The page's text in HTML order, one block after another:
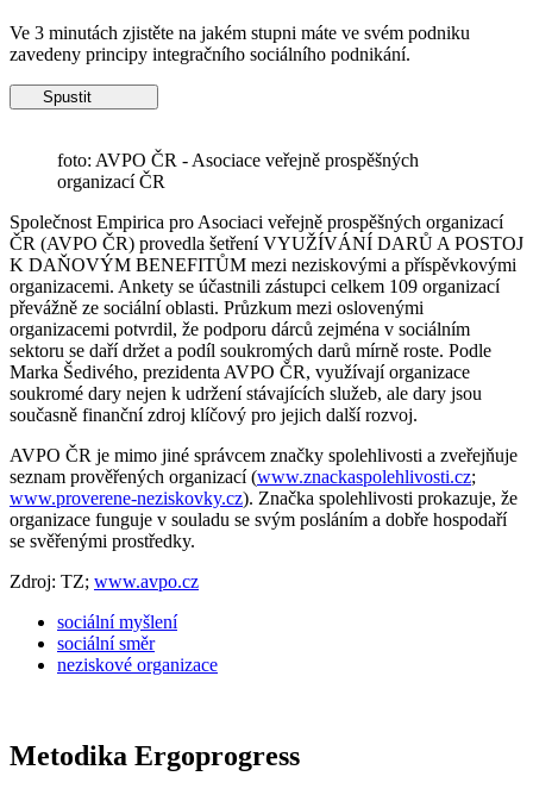
Ve 3 minutách zjistěte na jakém stupni máte ve svém podniku
zavedeny principy integračního sociálního podnikání.
foto: AVPO ČR - Asociace veřejně prospěšných
organizací ČR
Společnost Empirica pro Asociaci veřejně prospěšných organizací
ČR (AVPO ČR) provedla šetření VYUŽÍVÁNÍ DARŮ A POSTOJ
K DAŇOVÝM BENEFITŮM mezi neziskovými a příspěvkovými
organizacemi. Ankety se účastnili zástupci celkem 109 organizací
převážně ze sociální oblasti. Průzkum mezi oslovenými
organizacemi potvrdil, že podporu dárců zejména v sociálním
sektoru se daří držet a podíl soukromých darů mírně roste. Podle
Marka Šedivého, prezidenta AVPO ČR, využívají organizace
soukromé dary nejen k udržení stávajících služeb, ale dary jsou
současně finanční zdroj klíčový pro jejich další rozvoj.
AVPO ČR je mimo jiné správcem značky spolehlivosti a zveřejňuje
seznam prověřených organizací (www.znackaspolehlivosti.cz;
www.proverene-neziskovky.cz). Značka spolehlivosti prokazuje, že
organizace funguje v souladu se svým posláním a dobře hospodaří
se svěřenými prostředky.
Zdroj: TZ; www.avpo.cz
sociální myšlení
sociální směr
neziskové organizace
Metodika Ergoprogress